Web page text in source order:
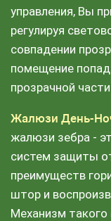
управления, Вы
регулируя
совпадении
помещение
прозрачной
Жалюзи День-
жалюзи зебра -
систем защиты
преимуществ
штор и
Механизм такого